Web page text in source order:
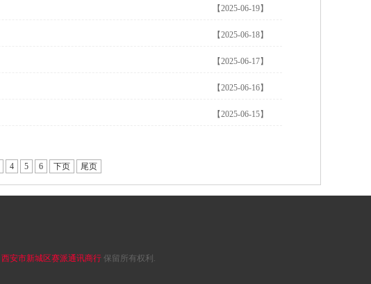
【2025-06-19】
【2025-06-18】
【2025-06-17】
【2025-06-16】
【2025-06-15】
4 5 6 下页 尾页
西安市新城区赛派通讯商行 保留所有权利.